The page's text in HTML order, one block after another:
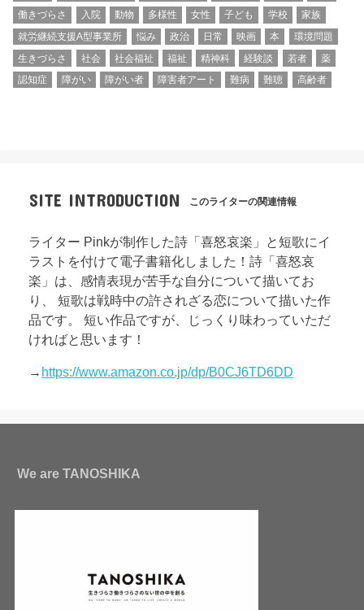
働きづらさ
入院 動物 多様性 女性 子ども 学校
家族
就労継続支援A型事業所
悩み 政治 日常 映画 本
環境問題
生きづらさ
社会 社会福祉 福祉 精神科 経験談 若者
薬
認知症
障がい 障がい者 障害者アート 難病 難聴 高齢者
SITE INTRODUCTION このライターの関連情報
ライター Pinkが制作した詩「喜怒哀楽」と短歌にイ
ラストを付けて電子書籍化しました！詩「喜怒哀
楽」は、感情表現が苦手な自分について描いてお
り、 短歌は戦時中の許されざる恋について描いた作
品です。 短い作品ですが、じっくり味わっていただ
ければと思います！
→ https://www.amazon.co.jp/dp/B0CJ6TD6DD
We are TANOSHIKA